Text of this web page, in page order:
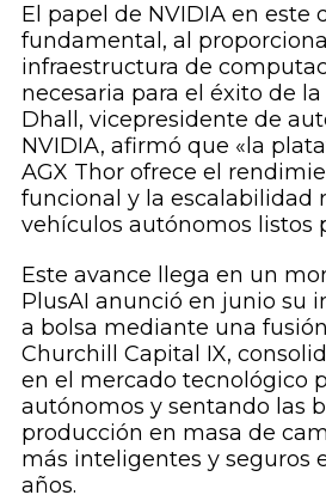
El papel de NVIDIA en este
fundamental, al
infraestructura de
necesaria para el éxito de
Dhall, vicepresidente de
NVIDIA, afirmó que «la
AGX Thor ofrece el
funcional y la escalabilidad
vehículos autónomos listos
Este avance llega en un
PlusAI anunció en junio su
a bolsa mediante una
Churchill Capital IX,
en el mercado tecnológico
autónomos y sentando las
producción en masa de
más inteligentes y seguros
años.